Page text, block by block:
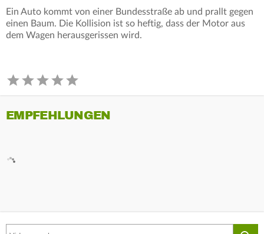
Ein Auto kommt von einer Bundesstraße ab und prallt gegen
einen Baum. Die Kollision ist so heftig, dass der Motor aus
dem Wagen herausgerissen wird.
EMPFEHLUNGEN